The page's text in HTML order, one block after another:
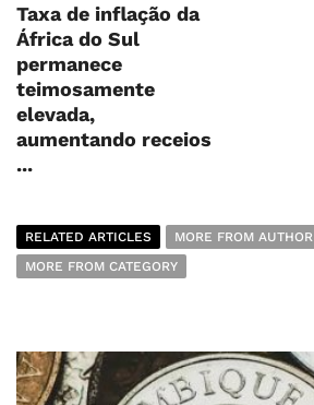
Taxa de inflação da
África do Sul
permanece
teimosamente
elevada,
aumentando receios
...
RELATED ARTICLES
MORE FROM AUTHOR
MORE FROM CATEGORY